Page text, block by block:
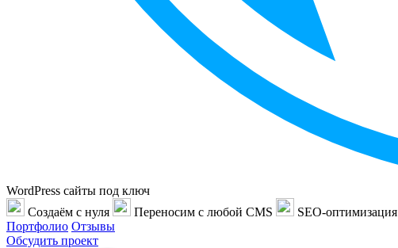
WordPress сайты под ключ
Создаём с нуля
Переносим с любой CMS SEO-оптимизация
Портфолио Отзывы
Обсудить проект